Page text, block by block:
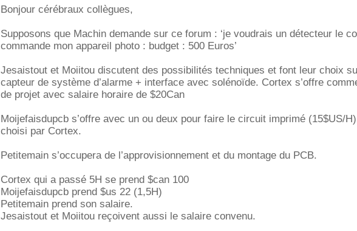
Bonjour cérébraux collègues,
Supposons que Machin demande sur ce forum : ‘je voudrais un détecteur le
commande mon appareil photo : budget : 500 Euros’
Jesaistout et Moiitou discutent des possibilités techniques et font leur choix
capteur de système d’alarme + interface avec solénoïde. Cortex s’offre
de projet avec salaire horaire de $20Can
Moijefaisdupcb s’offre avec un ou deux pour faire le circuit imprimé (15$US/
choisi par Cortex.
Petitemain s’occupera de l’approvisionnement et du montage du PCB.
Cortex qui a passé 5H se prend $can 100
Moijefaisdupcb prend $us 22 (1,5H)
Petitemain prend son salaire.
Jesaistout et Moiitou reçoivent aussi le salaire convenu.